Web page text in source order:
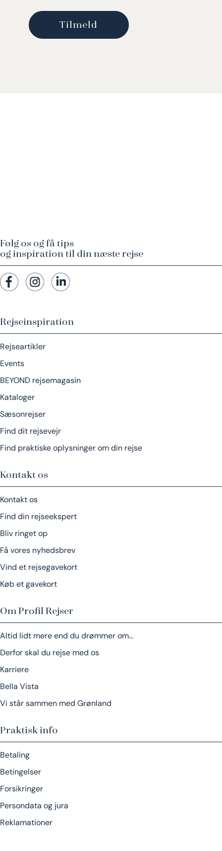
Rejseinspiration
Rejseartikler
Events
BEYOND rejsemagasin
Kataloger
Sæsonrejser
Find dit rejsevejr
Find praktiske oplysninger om din rejse
Kontakt os
Kontakt os
Find din rejseekspert
Bliv ringet op
Få vores nyhedsbrev
Vind et rejsegavekort
Køb et gavekort
Om Profil Rejser
Altid lidt mere end du drømmer om…
Derfor skal du rejse med os
Karriere
Bella Vista
Vi står sammen med Grønland
Praktisk info
Betaling
Betingelser
Forsikringer
Persondata og jura
Reklamationer
Følg os og få tips
og inspiration til din næste rejse